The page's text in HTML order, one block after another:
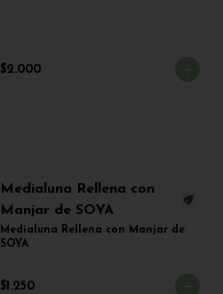
$2.000
Medialuna Rellena con
Manjar de SOYA
Medialuna Rellena con Manjar de
SOYA
$1.250